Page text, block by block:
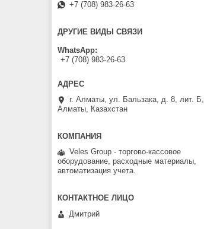
+7 (708) 983-26-63
ДРУГИЕ ВИДЫ СВЯЗИ
WhatsApp
+7 (708) 983-26-63
г. Алматы, ул. Бальзака, д. 8, лит. Б,
Алматы, Казахстан
Veles Group - торгово-кассовое
оборудование, расходные материалы,
автоматизация учета.
Дмитрий